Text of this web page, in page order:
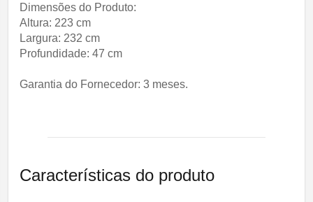
Dimensões do Produto:
Altura: 223 cm
Largura: 232 cm
Profundidade: 47 cm
Garantia do Fornecedor: 3 meses.
Características do produto